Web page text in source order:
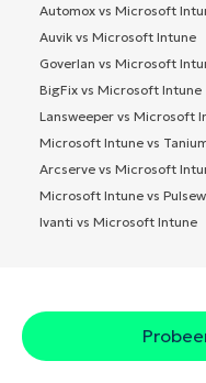
Automox vs Microsoft
Auvik vs Microsoft Intune
Goverlan vs Microsoft
BigFix vs Microsoft Intune
Lansweeper vs Microsoft
Microsoft Intune vs
Arcserve vs Microsoft
Microsoft Intune vs
Ivanti vs Microsoft Intune